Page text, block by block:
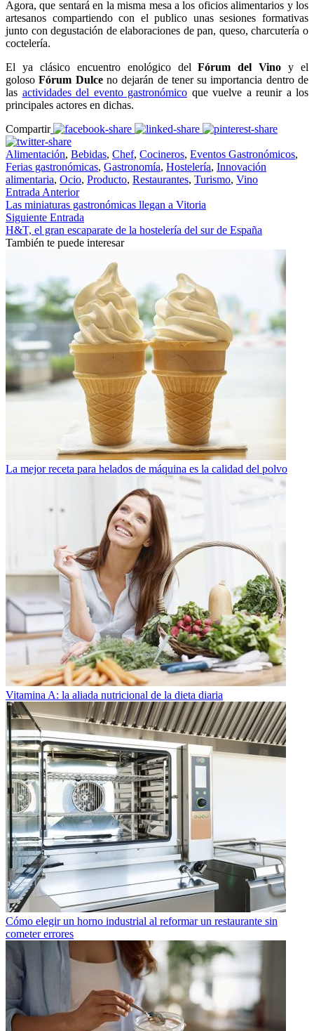
Agora, que sentará en la misma mesa a los oficios alimentarios y los
artesanos compartiendo con el publico unas sesiones formativas
junto con degustación de elaboraciones de pan, queso, charcutería o
coctelería.
El ya clásico encuentro enológico delFórum del Vino y el
goloso Fórum Dulceno dejarán de tener su importancia dentro de
las actividades del evento gastronómico que vuelve a reunir a los
principales actores en dichas.
Compartir
Alimentación, Bebidas, Chef, Cocineros, Eventos Gastronómicos,
Ferias gastronómicas, Gastronomía, Hostelería, Innovación
alimentaria, Ocio, Producto, Restaurantes, Turismo, Vino
Entrada Anterior
Las miniaturas gastronómicas llegan a Vitoria
Siguiente Entrada
H&T, el gran escaparate de la hostelería del sur de España
También te puede interesar
La mejor receta para helados de máquina es la calidad del polvo
Vitamina A: la aliada nutricional de la dieta diaria
Cómo elegir un horno industrial al reformar un restaurante sin
cometer errores